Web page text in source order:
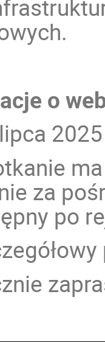
o
za
po